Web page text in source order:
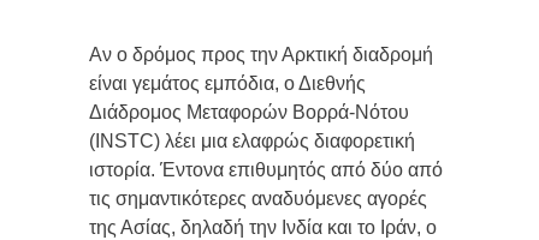
Αν ο δρόμος προς την Αρκτική διαδρομή
είναι γεμάτος εμπόδια, ο Διεθνής
Διάδρομος Μεταφορών Βορρά-Νότου
(INSTC) λέει μια ελαφρώς διαφορετική
ιστορία. Έντονα επιθυμητός από δύο από
τις σημαντικότερες αναδυόμενες αγορές
της Ασίας, δηλαδή την Ινδία και το Ιράν, ο